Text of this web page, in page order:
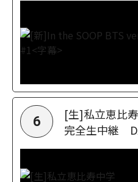
6
[生]私立恵比
完全生中継